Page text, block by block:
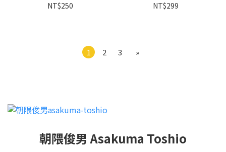
NT$250
NT$299
1 2 3 »
朝隈俊男 Asakuma Toshio